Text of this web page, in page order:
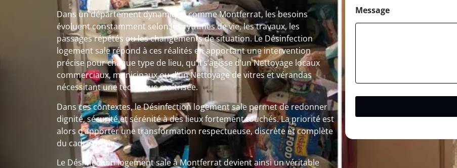
Dans un département dynamique comme Montferrat, les besoins
évoluent constamment selon les rythmes de vie, les travaux, les
passages répétés ou les changements de situation. Le Désinfection
logement sale répond à ces réalités en apportant une intervention
précise pour chaque type de lieu, qu’il s’agisse d’un Nettoyage locaux
commerciaux, municipaux ou d’un Nettoyage de vitres et vérandas
nécessitant une technique maîtrisée.
Dans ces contextes, le Désinfection logement sale permet de redonner
dignité, sécurité et sérénité à des lieux fortement touchés. La priorité est
alors d’apporter une transformation respectueuse, discrète et complète
du cadre de vie.
Le Désinfection logement sale à Montferrat devient ainsi un véritable
o
Message